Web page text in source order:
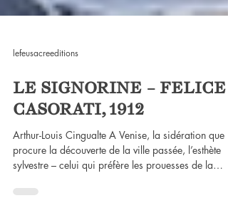
lefeusacreeditions
LE SIGNORINE – FELICE
CASORATI, 1912
Arthur-Louis Cingualte A Venise, la sidération que
procure la découverte de la ville passée, l’esthète